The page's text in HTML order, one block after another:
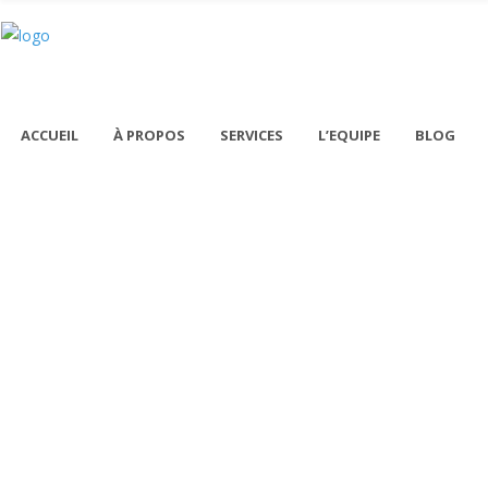
ACCUEIL À PROPOS SERVICES L’EQUIPE BLOG